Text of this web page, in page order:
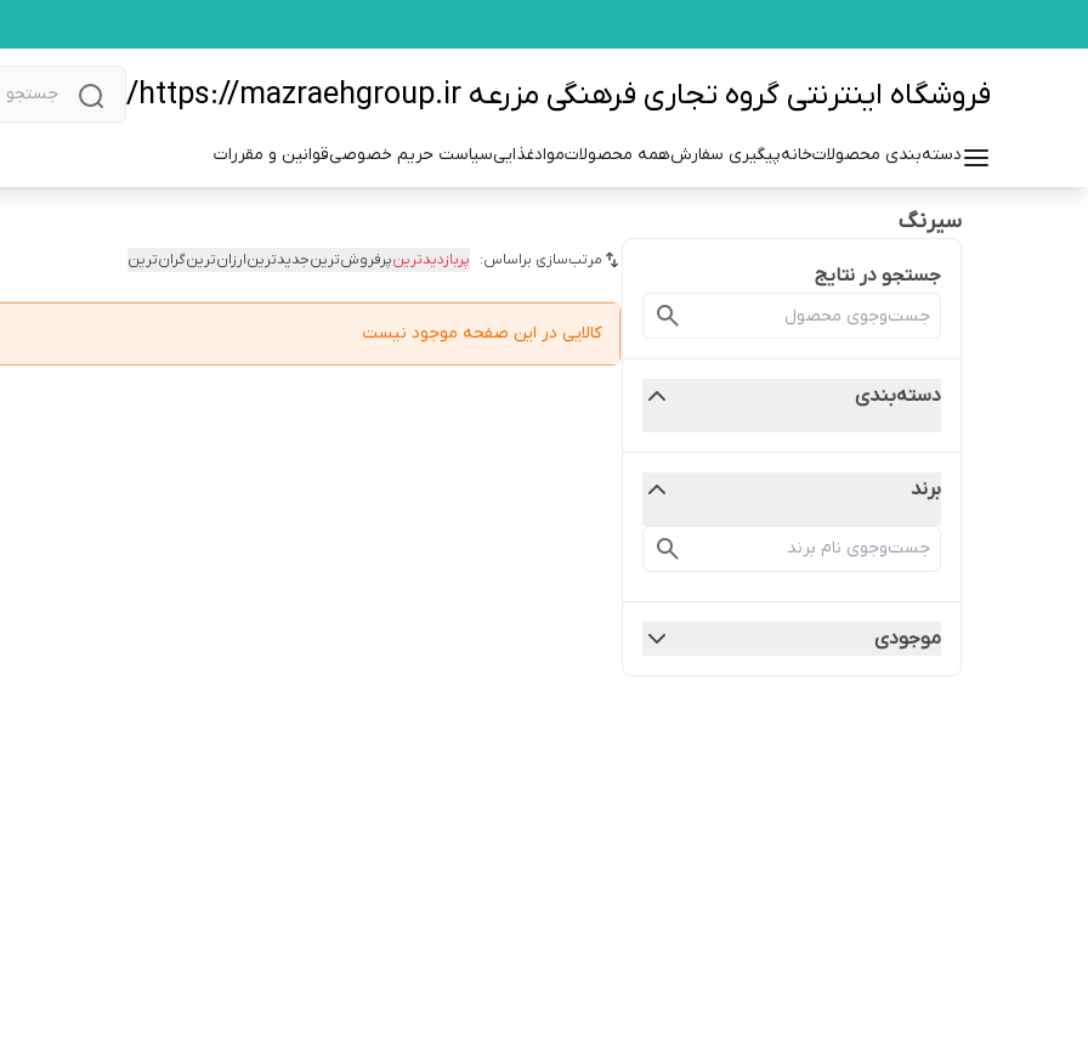
فروشگاه اینترنتی گروه تجاری فرهنگی مزرعه https://mazraehgroup.ir/
دسته‌بندی محصولاتخانهپیگیری سفارشهمه محصولاتموادغذاییسیاست حریم خصوصیقوانین و مقررات
سیرنگ
جستجو در نتایج
دسته‌بندی
برند
موجودی
مرتب‌سازی براساس: پربازدیدترینپرفروش‌ترینجدیدترینارزان‌ترینگران‌ترین
کالایی در این صفحه موجود نیست